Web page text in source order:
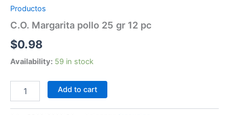
Productos
C.O. Margarita pollo 25 gr 12 pc
$0.98
Availability: 59 in stock
gr
pc
Add to cart